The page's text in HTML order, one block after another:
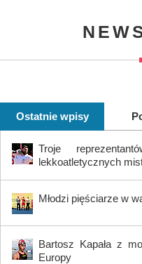
Ostatnie wpisy
Troje
lekkoatletycznych
Młodzi pięściarze w
Bartosz Kapała z
Europy